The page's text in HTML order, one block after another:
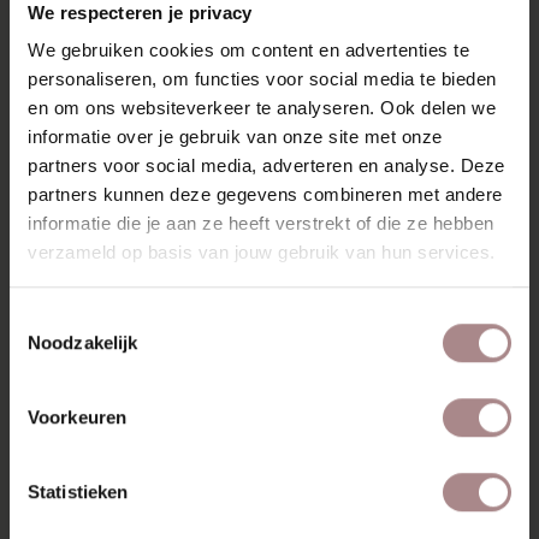
We respecteren je privacy
We gebruiken cookies om content en advertenties te
personaliseren, om functies voor social media te bieden
en om ons websiteverkeer te analyseren. Ook delen we
informatie over je gebruik van onze site met onze
partners voor social media, adverteren en analyse. Deze
partners kunnen deze gegevens combineren met andere
informatie die je aan ze heeft verstrekt of die ze hebben
verzameld op basis van jouw gebruik van hun services.
Noodzakelijk
Voorkeuren
Statistieken
Modulaire bankUllamet vaste kussens en houten poten
(keuze uit 4 afwerkingen).
Kies de stof die bij je past
Bij Sav & Økse kies je uit meer dan 130 stofkleuren.
De stof bepaalt niet alleen de uitstraling, maar ook
intensief gebruik, andere voegen juist extra zachtheid
In onze blog over
de juiste stof en kleur voor je bank